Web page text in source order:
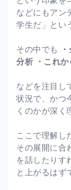
などにもアン
学生だ」とい
その中でも
分析 ・これ
などを注目し
状況で、かつ
くのかが深く
ここで理解し
その展開に合
を話したりす
と上がるはず